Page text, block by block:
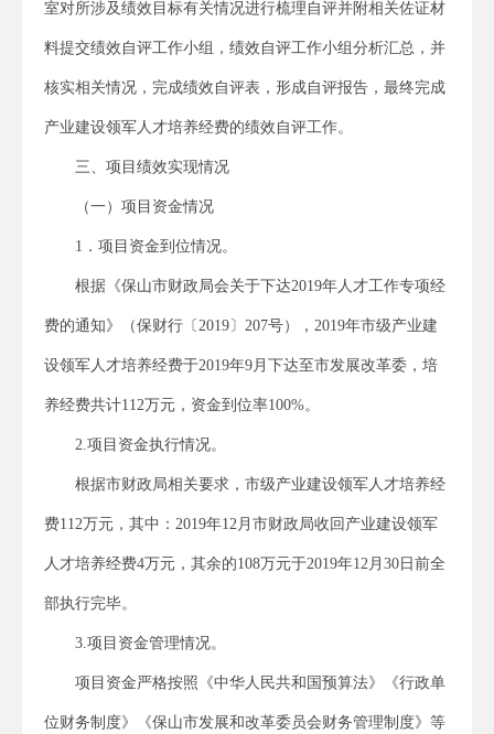
室对所涉及绩效目标有关情况进行梳理自评并附相关佐证材
料提交绩效自评工作小组，绩效自评工作小组分析汇总，并
核实相关情况，完成绩效自评表，形成自评报告，最终完成
产业建设领军人才培养经费的绩效自评工作。
三、项目绩效实现情况
（一）项目资金情况
1．项目资金到位情况。
根据《保山市财政局会关于下达2019年人才工作专项经
费的通知》（保财行〔2019〕207号），2019年市级产业建
设领军人才培养经费于2019年9月下达至市发展改革委，培
养经费共计112万元，资金到位率100%。
2.项目资金执行情况。
根据市财政局相关要求，市级产业建设领军人才培养经
费112万元，其中：2019年12月市财政局收回产业建设领军
人才培养经费4万元，其余的108万元于2019年12月30日前全
部执行完毕。
3.项目资金管理情况。
项目资金严格按照《中华人民共和国预算法》《行政单
位财务制度》《保山市发展和改革委员会财务管理制度》等